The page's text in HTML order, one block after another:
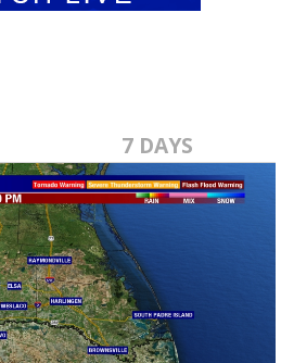
7 DAYS